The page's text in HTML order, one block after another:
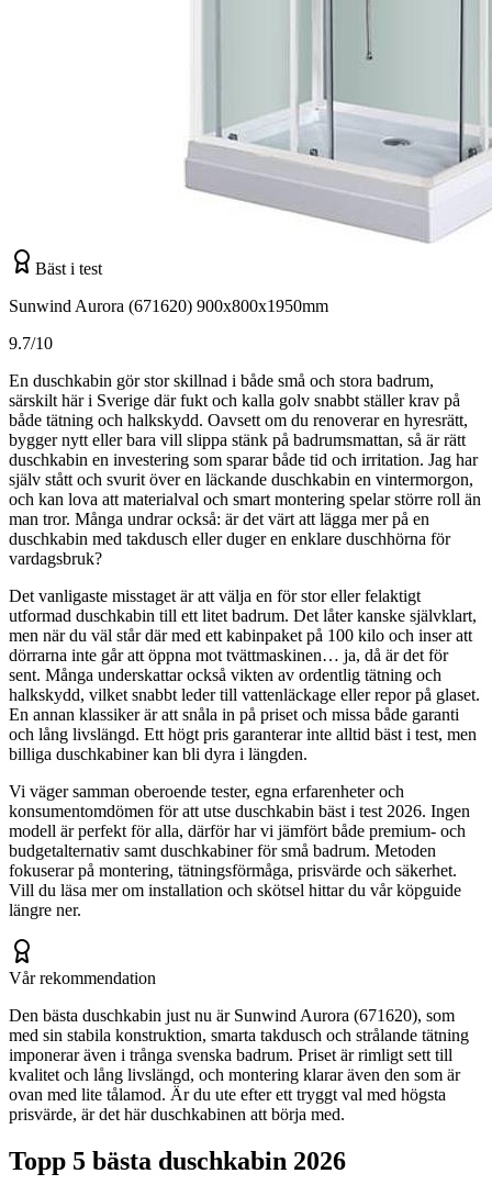
Bäst i test
Sunwind Aurora (671620) 900x800x1950mm
9.7/10
En duschkabin gör stor skillnad i både små och stora badrum,
särskilt här i Sverige där fukt och kalla golv snabbt ställer krav på
både tätning och halkskydd. Oavsett om du renoverar en hyresrätt,
bygger nytt eller bara vill slippa stänk på badrumsmattan, så är rätt
duschkabin en investering som sparar både tid och irritation. Jag har
själv stått och svurit över en läckande duschkabin en vintermorgon,
och kan lova att materialval och smart montering spelar större roll än
man tror. Många undrar också: är det värt att lägga mer på en
duschkabin med takdusch eller duger en enklare duschhörna för
vardagsbruk?
Det vanligaste misstaget är att välja en för stor eller felaktigt
utformad duschkabin till ett litet badrum. Det låter kanske självklart,
men när du väl står där med ett kabinpaket på 100 kilo och inser att
dörrarna inte går att öppna mot tvättmaskinen… ja, då är det för
sent. Många underskattar också vikten av ordentlig tätning och
halkskydd, vilket snabbt leder till vattenläckage eller repor på glaset.
En annan klassiker är att snåla in på priset och missa både garanti
och lång livslängd. Ett högt pris garanterar inte alltid bäst i test, men
billiga duschkabiner kan bli dyra i längden.
Vi väger samman oberoende tester, egna erfarenheter och
konsumentomdömen för att utse duschkabin bäst i test 2026. Ingen
modell är perfekt för alla, därför har vi jämfört både premium- och
budgetalternativ samt duschkabiner för små badrum. Metoden
fokuserar på montering, tätningsförmåga, prisvärde och säkerhet.
Vill du läsa mer om installation och skötsel hittar du vår köpguide
längre ner.
Vår rekommendation
Den bästa duschkabin just nu är Sunwind Aurora (671620), som
med sin stabila konstruktion, smarta takdusch och strålande tätning
imponerar även i trånga svenska badrum. Priset är rimligt sett till
kvalitet och lång livslängd, och montering klarar även den som är
ovan med lite tålamod. Är du ute efter ett tryggt val med högsta
prisvärde, är det här duschkabinen att börja med.
Topp 5 bästa duschkabin 2026